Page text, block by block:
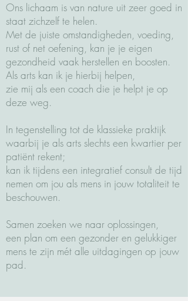
Ons lichaam is van nature uit zeer goed in
staat zichzelf te helen.
Met de juiste omstandigheden, voeding,
rust of net oefening, kan je je eigen
gezondheid vaak herstellen en boosten.
Als arts kan ik je hierbij helpen,
zie mij als een coach die je helpt je op
deze weg.
In tegenstelling tot de klassieke praktijk
waarbij je als arts slechts een kwartier per
patiënt rekent;
kan ik tijdens een integratief consult de tijd
nemen om jou als mens in jouw totaliteit te
beschouwen.
Samen zoeken we naar oplossingen,
een plan om een gezonder en gelukkiger
mens te zijn mét alle uitdagingen op jouw
pad.